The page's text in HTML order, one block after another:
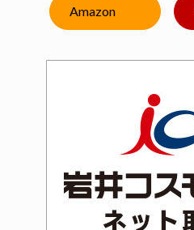
Amazon